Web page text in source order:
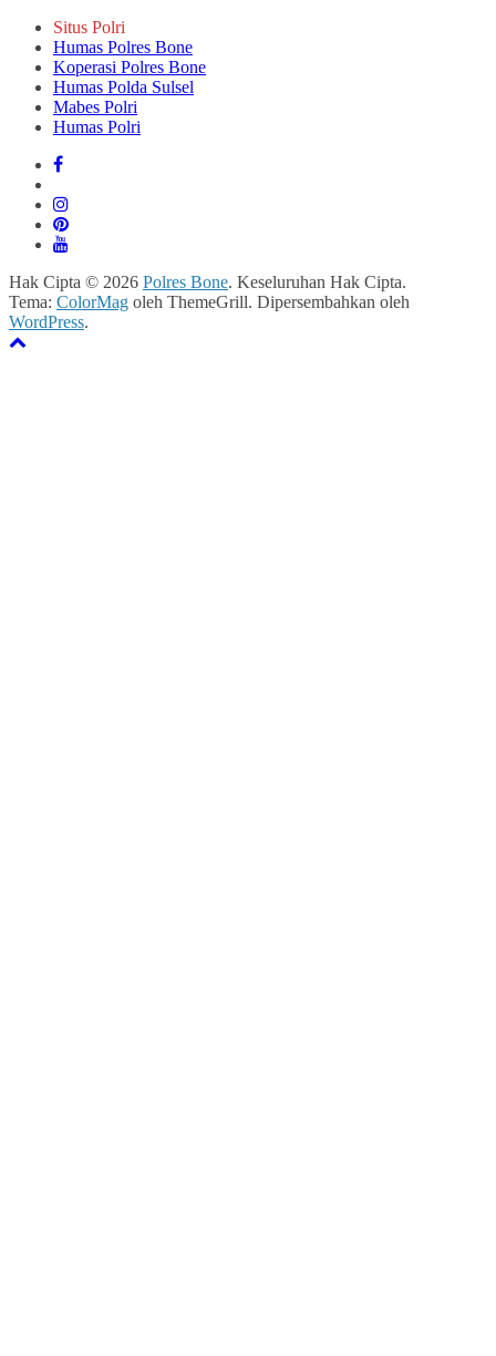
Situs Polri
Humas Polres Bone
Koperasi Polres Bone
Humas Polda Sulsel
Mabes Polri
Humas Polri
Hak Cipta © 2026 Polres Bone. Keseluruhan Hak Cipta.
Tema: ColorMag oleh ThemeGrill. Dipersembahkan oleh
WordPress.